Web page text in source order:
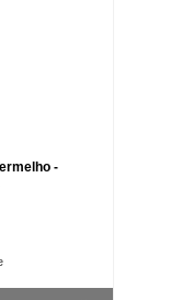
-